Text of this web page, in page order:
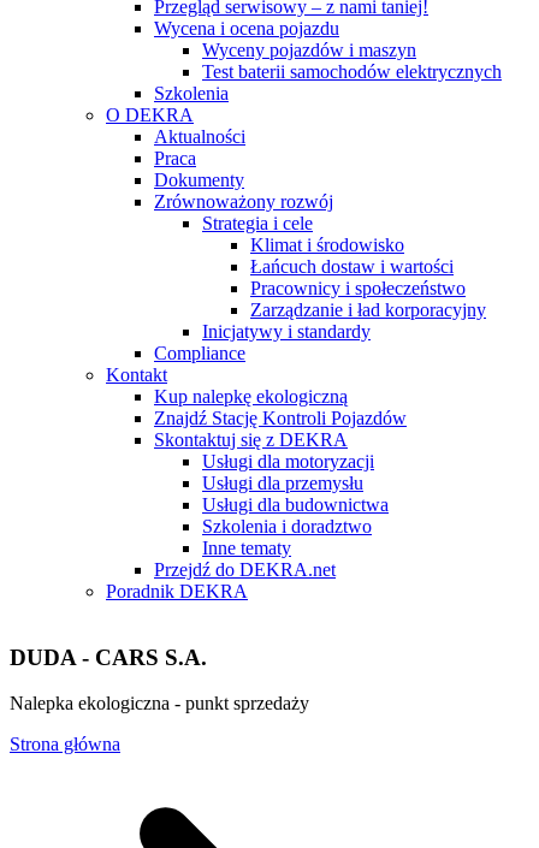
Przegląd serwisowy – z nami taniej!
Wycena i ocena pojazdu
Wyceny pojazdów i maszyn
Test baterii samochodów elektrycznych
Szkolenia
O DEKRA
Aktualności
Praca
Dokumenty
Zrównoważony rozwój
Strategia i cele
Klimat i środowisko
Łańcuch dostaw i wartości
Pracownicy i społeczeństwo
Zarządzanie i ład korporacyjny
Inicjatywy i standardy
Compliance
Kontakt
Kup nalepkę ekologiczną
Znajdź Stację Kontroli Pojazdów
Skontaktuj się z DEKRA
Usługi dla motoryzacji
Usługi dla przemysłu
Usługi dla budownictwa
Szkolenia i doradztwo
Inne tematy
Przejdź do DEKRA.net
Poradnik DEKRA
DUDA - CARS S.A.
Nalepka ekologiczna - punkt sprzedaży
Strona główna